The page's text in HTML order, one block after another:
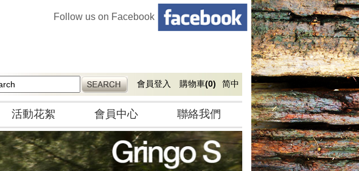
Follow us on Facebook
會員登入 購物車(0) 简中
活動花絮 會員中心 聯絡我們